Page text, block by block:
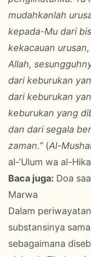
mudahkanlah
kepada-Mu dari
kekacauan
Allah,
dari keburukan
dari keburukan
keburukan yang
dan dari segala
zaman.” (Al-
al-‘Ulum wa al-
Baca juga: Doa
Marwa
Dalam
substansinya
sebagaimana